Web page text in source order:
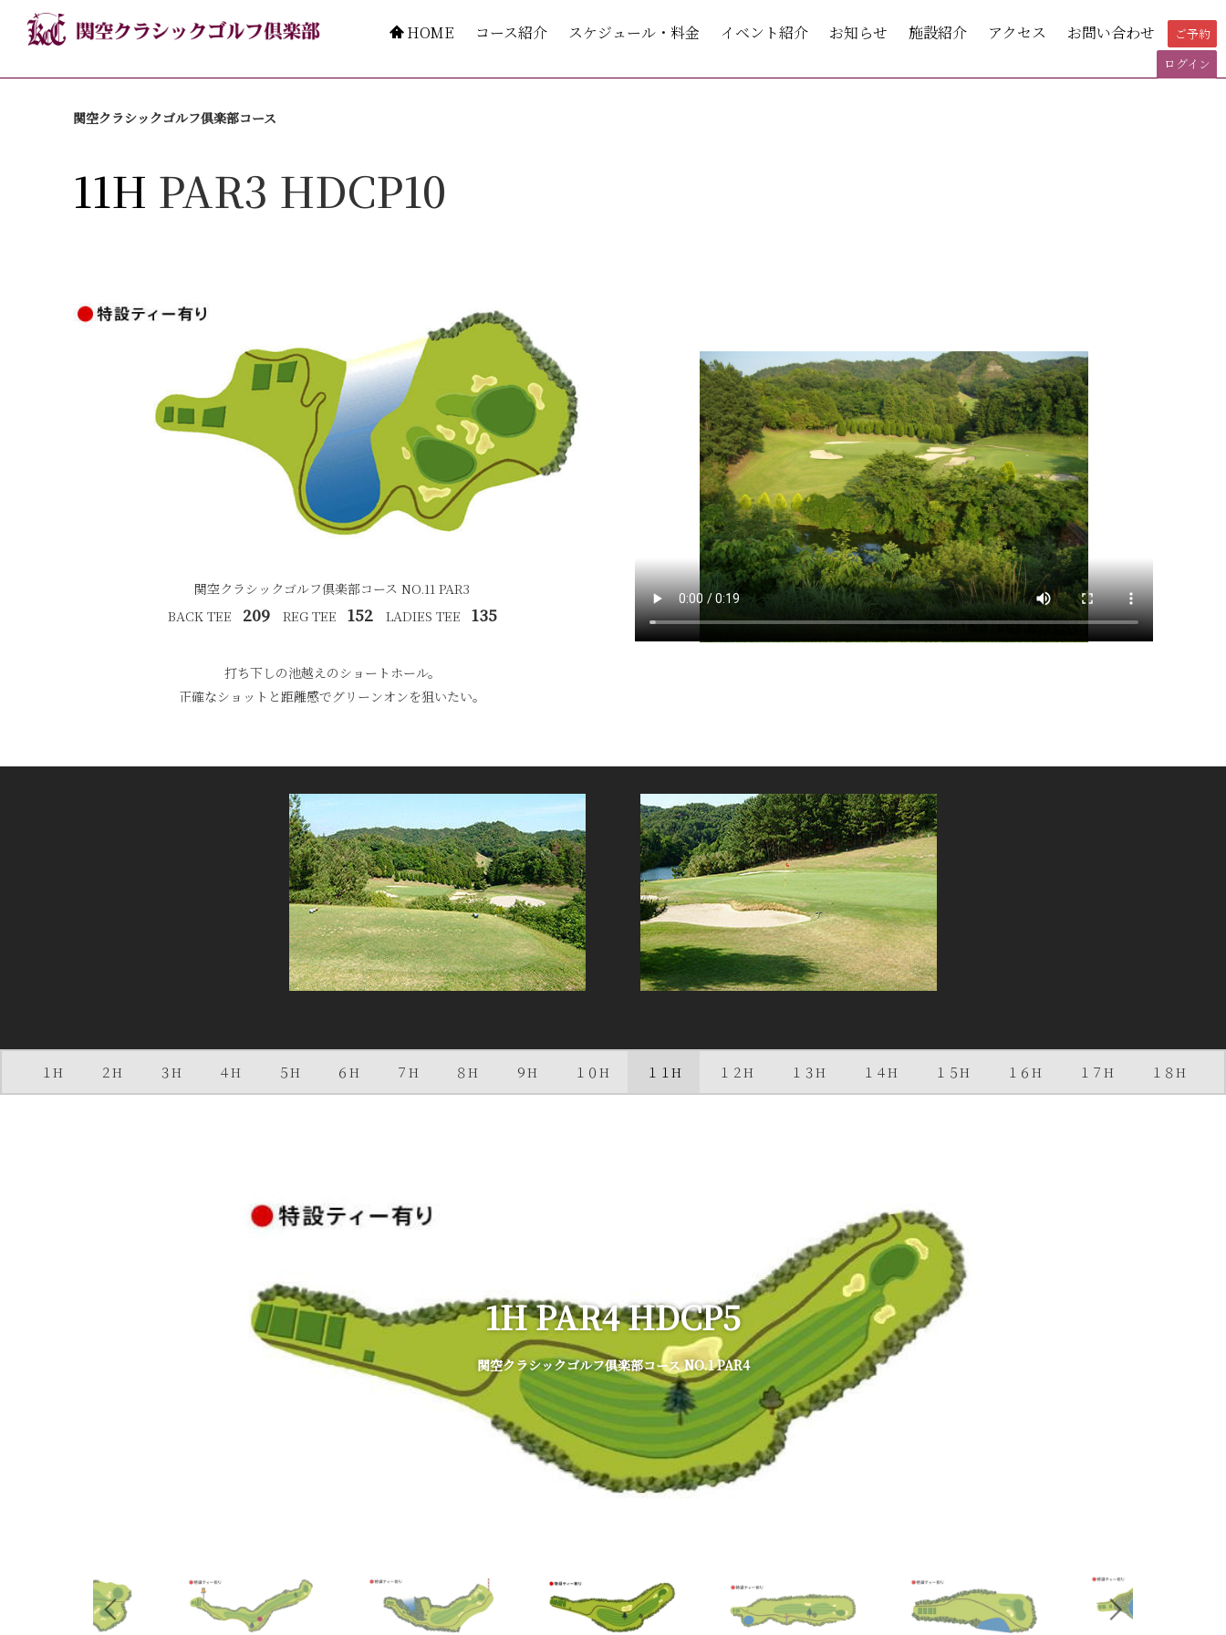
HOME コース紹介 スケジュール・料金 イベント紹介 お知らせ 施設紹介 アクセス お問い合わせ
ご予約
ログイン
関空クラシックゴルフ倶楽部コース
11H PAR3 HDCP10
関空クラシックゴルフ倶楽部コース NO.11 PAR3
BACK TEE
209REG TEE 152LADIES TEE 135
打ち下しの池越えのショートホール。
正確なショットと距離感でグリーンオンを狙いたい。
１H ２H ３H ４H ５H ６H ７H ８H ９H １０H １１H １２H １３H １４H １５H １６H １７H １８H
1H PAR4 HDCP5
関空クラシックゴルフ倶楽部コース NO.1 PAR4